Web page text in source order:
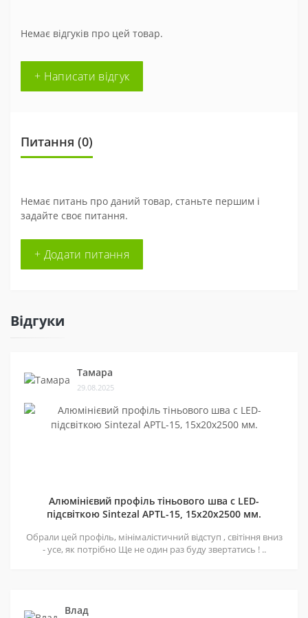
Немає відгуків про цей товар.
+ Написати відгук
Питання (0)
Немає питань про даний товар, станьте першим і
задайте своє питання.
+ Додати питання
Відгуки
Тамара
29.08.2025
Алюмінієвий профіль тіньового шва c LED-
підсвіткою Sintezal APTL-15, 15х20х2500 мм.
Обрали цей профіль, мінімалістичний відступ , світіння вниз
- усе, як потрібно Ще не один раз буду звертатись ! ..
Влад